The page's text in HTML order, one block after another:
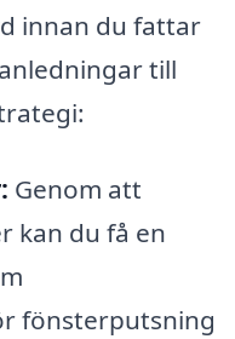
innan du fattar
till
Genom att
kan du få en
fönsterputsning